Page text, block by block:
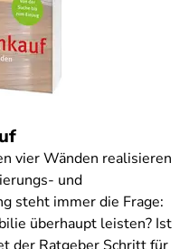
vier Wänden realisieren
und
steht immer die Frage:
überhaupt leisten? Ist